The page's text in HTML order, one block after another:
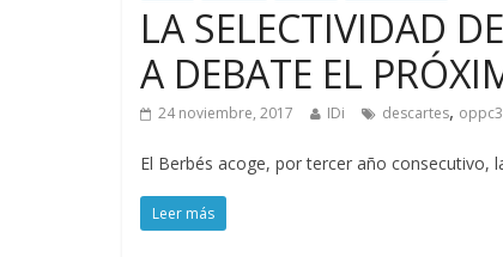
LA SELECTIVIDAD
A DEBATE EL
24 noviembre, 2017 IDi descartes, oppc3
El Berbés acoge, por tercer año consecutivo, la
Leer más